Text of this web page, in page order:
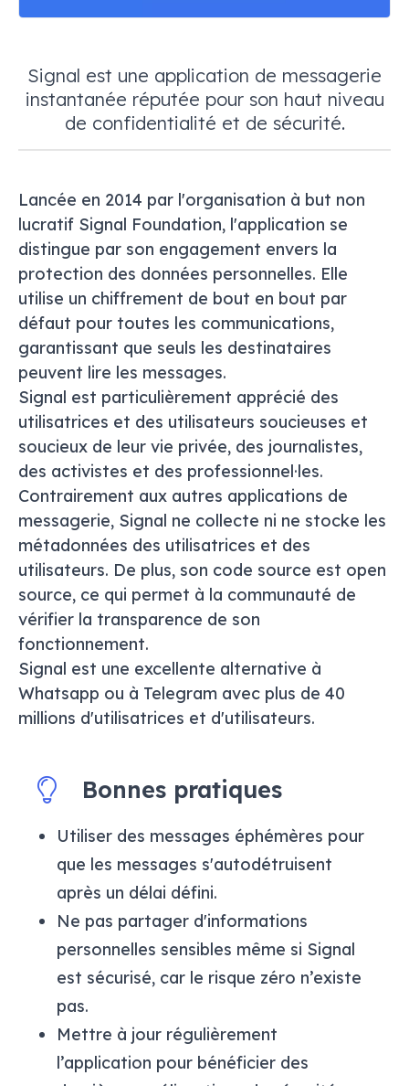
Signal est une application de messagerie
instantanée réputée pour son haut niveau
de confidentialité et de sécurité.
Lancée en 2014 par l'organisation à but non
lucratif Signal Foundation, l'application se
distingue par son engagement envers la
protection des données personnelles. Elle
utilise un chiffrement de bout en bout par
défaut pour toutes les communications,
garantissant que seuls les destinataires
peuvent lire les messages.
Signal est particulièrement apprécié des
utilisatrices et des utilisateurs soucieuses et
soucieux de leur vie privée, des journalistes,
des activistes et des professionnel·les.
Contrairement aux autres applications de
messagerie, Signal ne collecte ni ne stocke les
métadonnées des utilisatrices et des
utilisateurs. De plus, son code source est open
source, ce qui permet à la communauté de
vérifier la transparence de son
fonctionnement.
Signal est une excellente alternative à
Whatsapp ou à Telegram avec plus de 40
millions d'utilisatrices et d'utilisateurs.
Bonnes pratiques
Utiliser des messages éphémères pour
que les messages s'autodétruisent
après un délai défini.
Ne pas partager d'informations
personnelles sensibles même si Signal
est sécurisé, car le risque zéro n’existe
pas.
Mettre à jour régulièrement
l’application pour bénéficier des